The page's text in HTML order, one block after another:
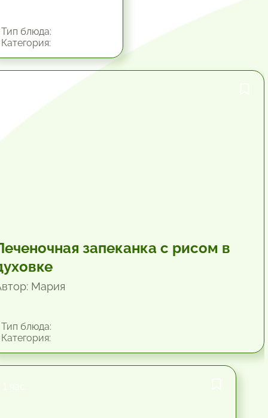
блюда:
запеканка с рисом в
Мария
блюда: